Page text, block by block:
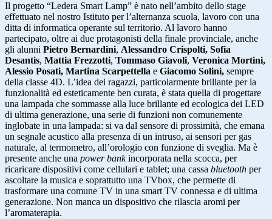
Il progetto “Ledera Smart Lamp” è nato nell’ambito dello stage
effettuato nel nostro Istituto per l’alternanza scuola, lavoro con una
ditta di informatica operante sul territorio. Al lavoro hanno
partecipato, oltre ai due protagonisti della finale provinciale, anche
gli alunni Pietro Bernardini, Alessandro Crispolti, Sofia
Desantis, Mattia Frezzotti, Tommaso Giavoli, Veronica Mortini,
Alessio Posati, Martina Scarpettella e Giacomo Solini, sempre
della classe 4D. L’idea dei ragazzi, particolarmente brillante per la
funzionalità ed esteticamente ben curata, è stata quella di progettare
una lampada che sommasse alla luce brillante ed ecologica dei LED
di ultima generazione, una serie di funzioni non comunemente
inglobate in una lampada: si va dal sensore di prossimità, che emana
un segnale acustico alla presenza di un intruso, ai sensori per gas
naturale, al termometro, all’orologio con funzione di sveglia. Ma è
presente anche una power bankincorporata nella scocca, per
ricaricare dispositivi come cellulari e tablet; una cassa bluetooth per
ascoltare la musica e soprattutto una TVbox, che permette di
trasformare una comune TV in una smart TV connessa e di ultima
generazione. Non manca un dispositivo che rilascia aromi per
l’aromaterapia.